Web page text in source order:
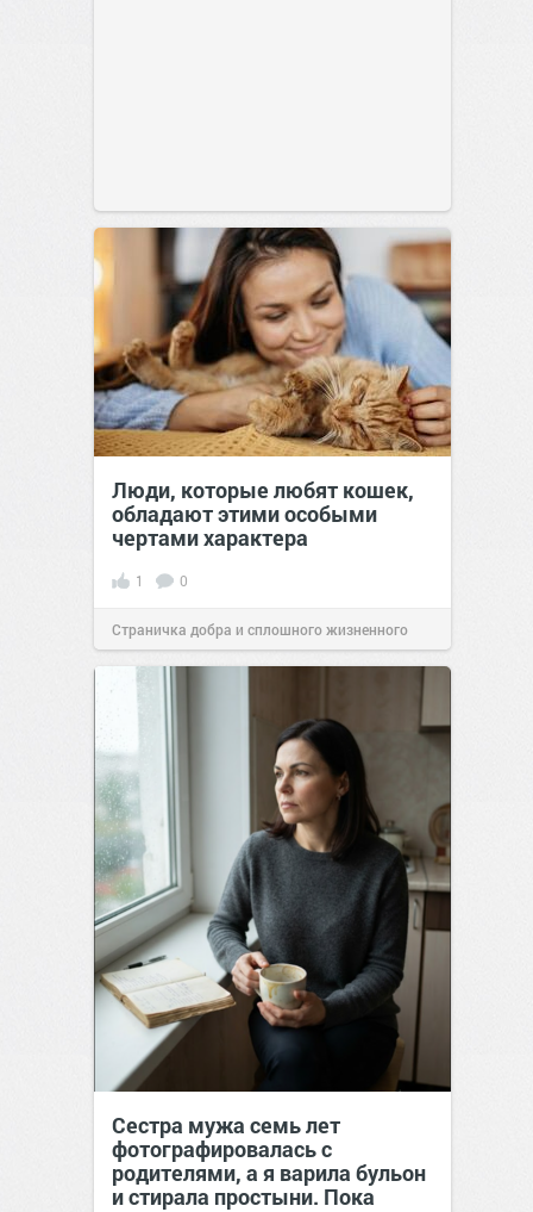
Люди, которые любят кошек,
обладают этими особыми
чертами характера
1 0
Страничка добра и сплошного жизненного
позитива!10:3807 авг 2026
Сестра мужа семь лет
фотографировалась с
родителями, а я варила бульон
и стирала простыни. Пока